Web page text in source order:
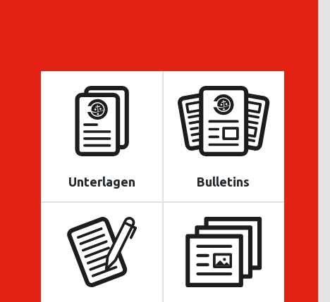
Unterlagen Bulletins